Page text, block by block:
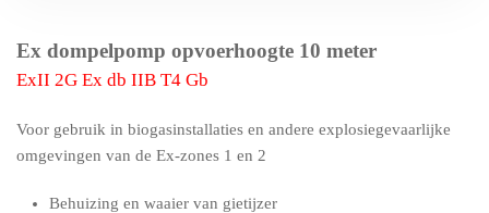
Ex dompelpomp opvoerhoogte 10 meter
ExII 2G Ex db IIB T4 Gb
Voor gebruik in biogasinstallaties en andere explosiegevaarlijke
omgevingen van de Ex-zones 1 en 2
Behuizing en waaier van gietijzer